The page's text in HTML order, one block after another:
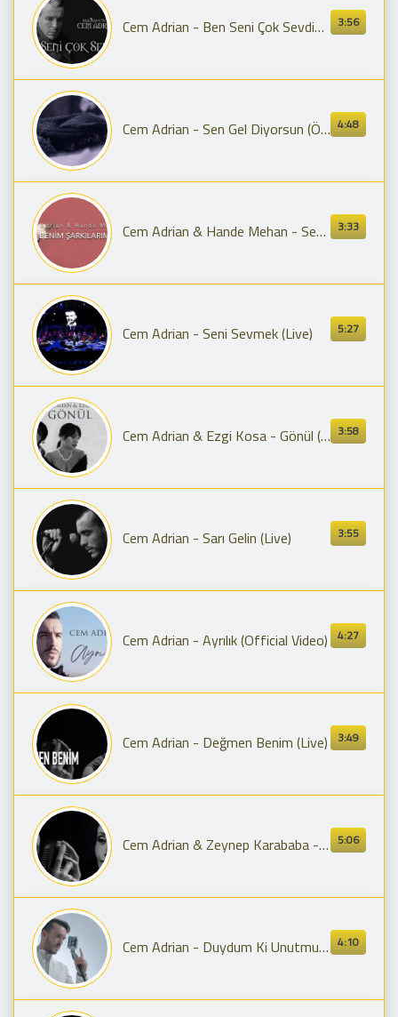
3:56
Cem Adrian - Ben Seni Çok Sevdim (Official Audio)
4:48
Cem Adrian - Sen Gel Diyorsun (Öf Öf)
3:33
Cem Adrian & Hande Mehan - Sen Benim Şarkılarımsın (Official Audio)
5:27
Cem Adrian - Seni Sevmek (Live)
3:58
Cem Adrian & Ezgi Kosa - Gönül (Lyric Video)
3:55
Cem Adrian - Sarı Gelin (Live)
4:27
Cem Adrian - Ayrılık (Official Video)
3:49
Cem Adrian - Değmen Benim (Live)
5:06
Cem Adrian & Zeynep Karababa - Akşam Olur Karanlığa Kalırsın (Official Audio)
4:10
Cem Adrian - Duydum Ki Unutmuşsun